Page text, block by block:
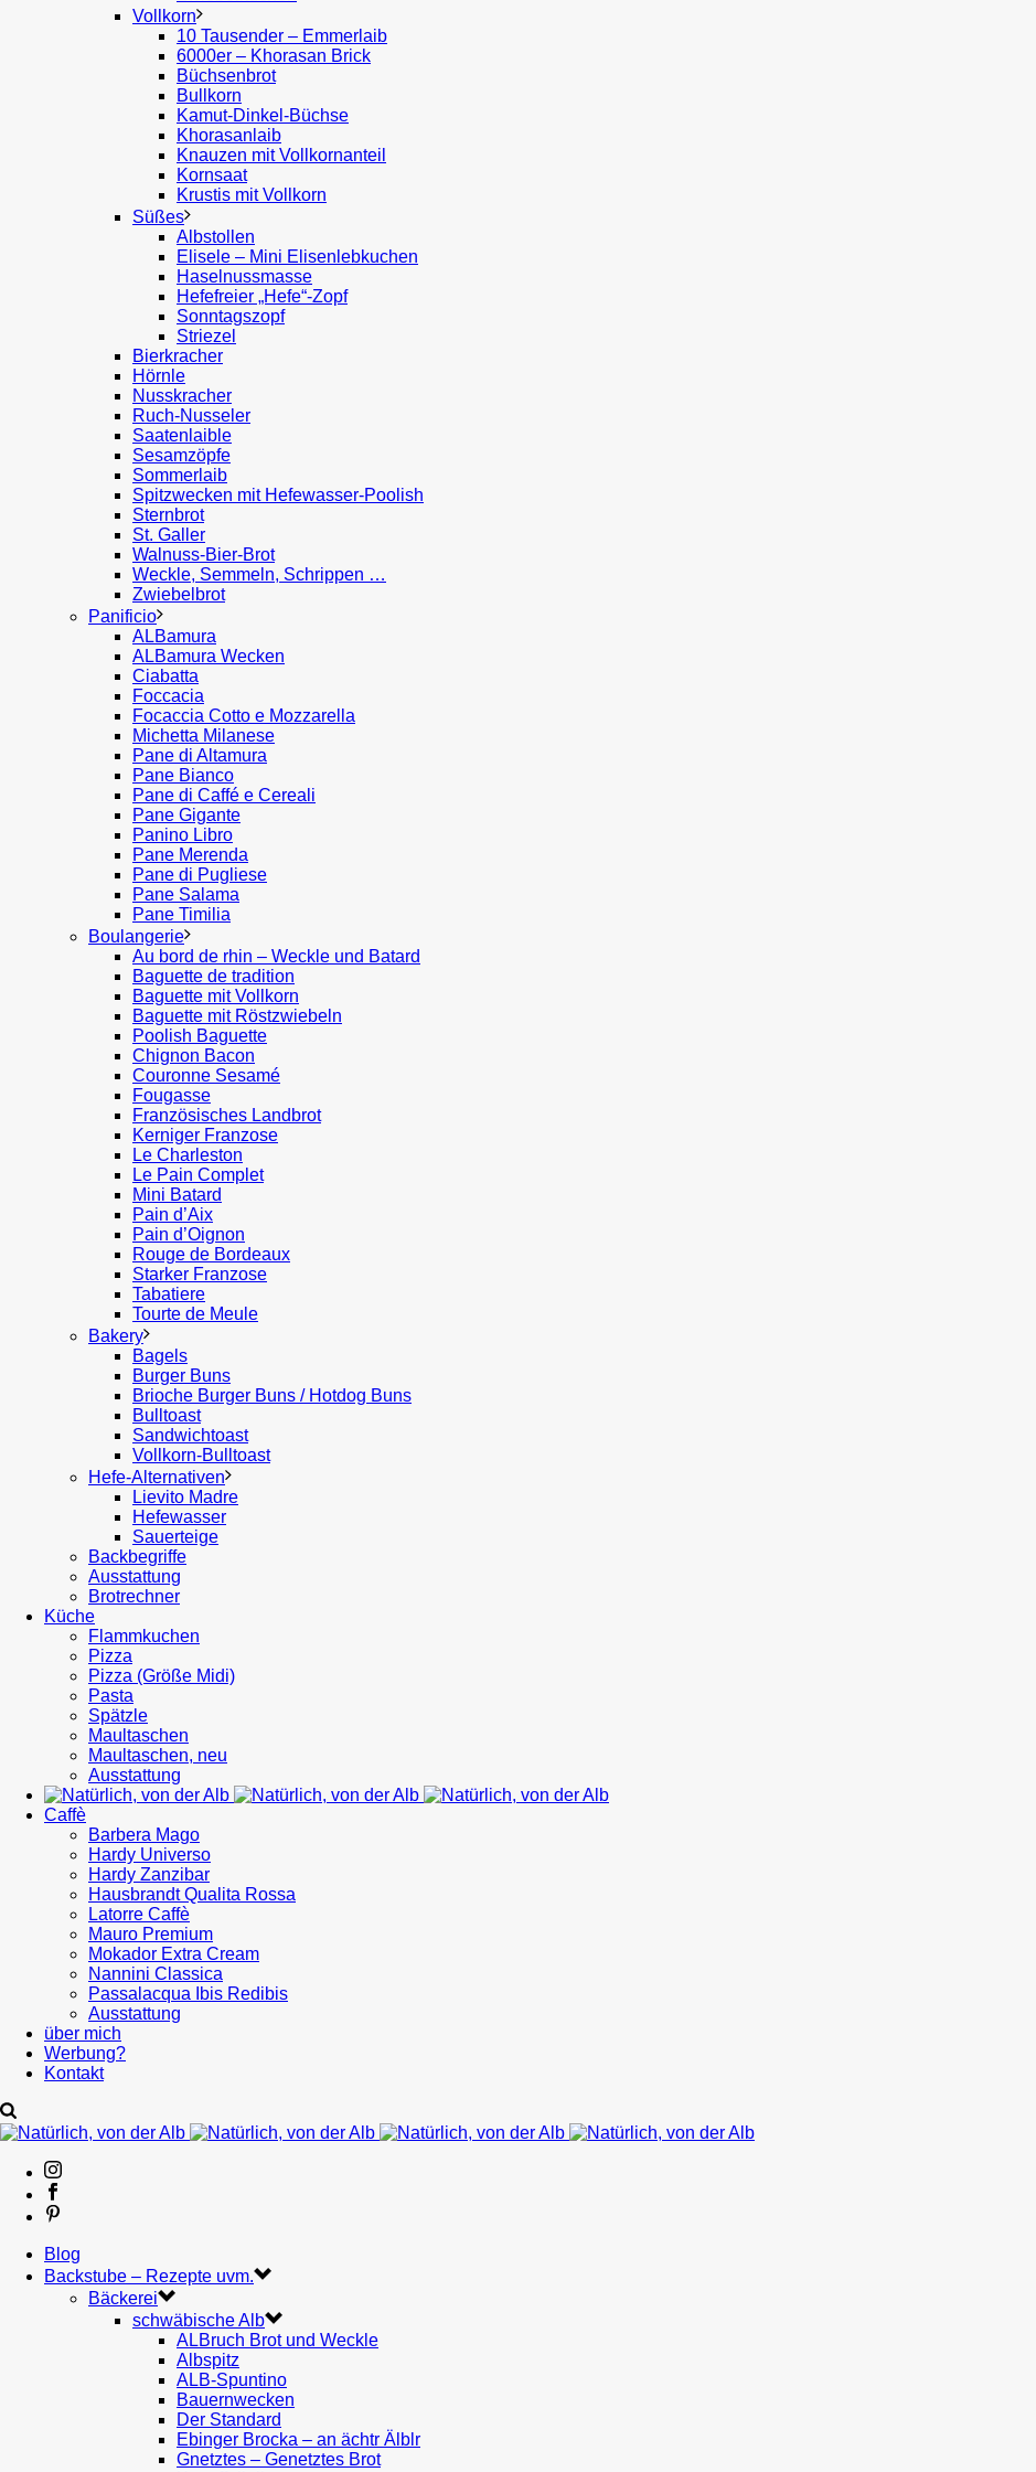
Vollkorn
10 Tausender – Emmerlaib
6000er – Khorasan Brick
Büchsenbrot
Bullkorn
Kamut-Dinkel-Büchse
Khorasanlaib
Knauzen mit Vollkornanteil
Kornsaat
Krustis mit Vollkorn
Süßes
Albstollen
Elisele – Mini Elisenlebkuchen
Haselnussmasse
Hefefreier „Hefe“-Zopf
Sonntagszopf
Striezel
Bierkracher
Hörnle
Nusskracher
Ruch-Nusseler
Saatenlaible
Sesamzöpfe
Sommerlaib
Spitzwecken mit Hefewasser-Poolish
Sternbrot
St. Galler
Walnuss-Bier-Brot
Weckle, Semmeln, Schrippen …
Zwiebelbrot
Panificio
ALBamura
ALBamura Wecken
Ciabatta
Foccacia
Focaccia Cotto e Mozzarella
Michetta Milanese
Pane di Altamura
Pane Bianco
Pane di Caffé e Cereali
Pane Gigante
Panino Libro
Pane Merenda
Pane di Pugliese
Pane Salama
Pane Timilia
Boulangerie
Au bord de rhin – Weckle und Batard
Baguette de tradition
Baguette mit Vollkorn
Baguette mit Röstzwiebeln
Poolish Baguette
Chignon Bacon
Couronne Sesamé
Fougasse
Französisches Landbrot
Kerniger Franzose
Le Charleston
Le Pain Complet
Mini Batard
Pain d’Aix
Pain d’Oignon
Rouge de Bordeaux
Starker Franzose
Tabatiere
Tourte de Meule
Bakery
Bagels
Burger Buns
Brioche Burger Buns / Hotdog Buns
Bulltoast
Sandwichtoast
Vollkorn-Bulltoast
Hefe-Alternativen
Lievito Madre
Hefewasser
Sauerteige
Backbegriffe
Ausstattung
Brotrechner
Küche
Flammkuchen
Pizza
Pizza (Größe Midi)
Pasta
Spätzle
Maultaschen
Maultaschen, neu
Ausstattung
Caffè
Barbera Mago
Hardy Universo
Hardy Zanzibar
Hausbrandt Qualita Rossa
Latorre Caffè
Mauro Premium
Mokador Extra Cream
Nannini Classica
Passalacqua Ibis Redibis
Ausstattung
über mich
Werbung?
Kontakt
Blog
Backstube – Rezepte uvm.
Bäckerei
schwäbische Alb
ALBruch Brot und Weckle
Albspitz
ALB-Spuntino
Bauernwecken
Der Standard
Ebinger Brocka – an ächtr Älblr
Gnetztes – Genetztes Brot